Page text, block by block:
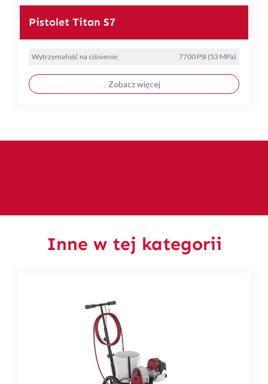
Pistolet Titan S7
Wytrzymałość na ciśnienie: 7700 PSI (53 MPa)
Zobacz więcej
Inne w tej kategorii